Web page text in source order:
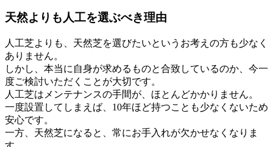
天然よりも人工を選ぶべき理由
人工芝よりも、天然芝を選びたいというお考えの方も少なく
ありません。
しかし、本当に自身が求めるものと合致しているのか、今一
度ご検討いただくことが大切です。
人工芝はメンテナンスの手間が、ほとんどかかりません。
一度設置してしまえば、10年ほど持つことも少なくないため
安心です。
一方、天然芝になると、常にお手入れが欠かせなくなりま